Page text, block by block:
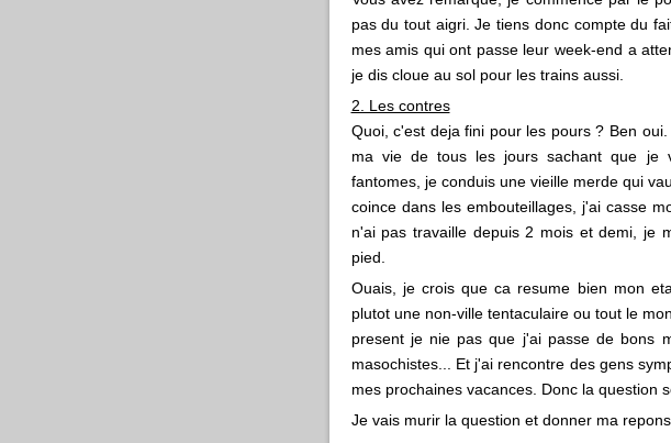
pas du tout aigri. Je tiens donc compte du
mes amis qui ont passe leur week-end a
je dis cloue au sol pour les trains aussi.
2. Les contres
Quoi, c'est deja fini pour les pours ? Ben
ma vie de tous les jours sachant que je
fantomes, je conduis une vieille merde qui
coince dans les embouteillages, j'ai casse
n'ai pas travaille depuis 2 mois et demi, je
pied.
Ouais, je crois que ca resume bien mon
plutot une non-ville tentaculaire ou tout le
present je nie pas que j'ai passe de bons
masochistes... Et j'ai rencontre des gens
mes prochaines vacances. Donc la question
Je vais murir la question et donner ma